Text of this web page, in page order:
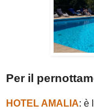
Per il
HOTEL AMALIA: è